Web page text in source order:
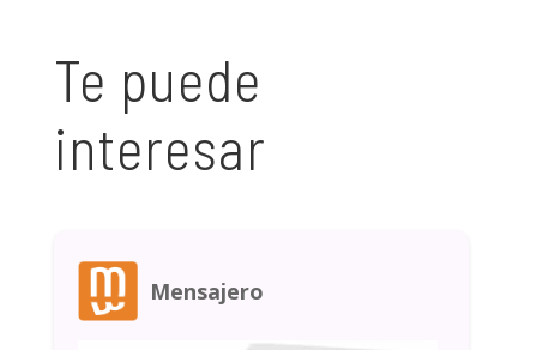
Te puede
interesar
Mensajero